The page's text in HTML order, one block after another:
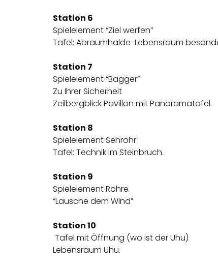
Station 6
Spielelement “Ziel werfen”
Tafel: Abraumhalde-Lebensraum
Station 7
Spielelement “Bagger”
Zu Ihrer Sicherheit
Zeilbergblick Pavillon mit Panoramatafel.
Station 8
Spielelement Sehrohr
Tafel: Technik im Steinbruch.
Station 9
Spielelement Rohre
“Lausche dem Wind”
Station 10
Tafel mit Öffnung (wo ist der Uhu)
Lebensraum Uhu.